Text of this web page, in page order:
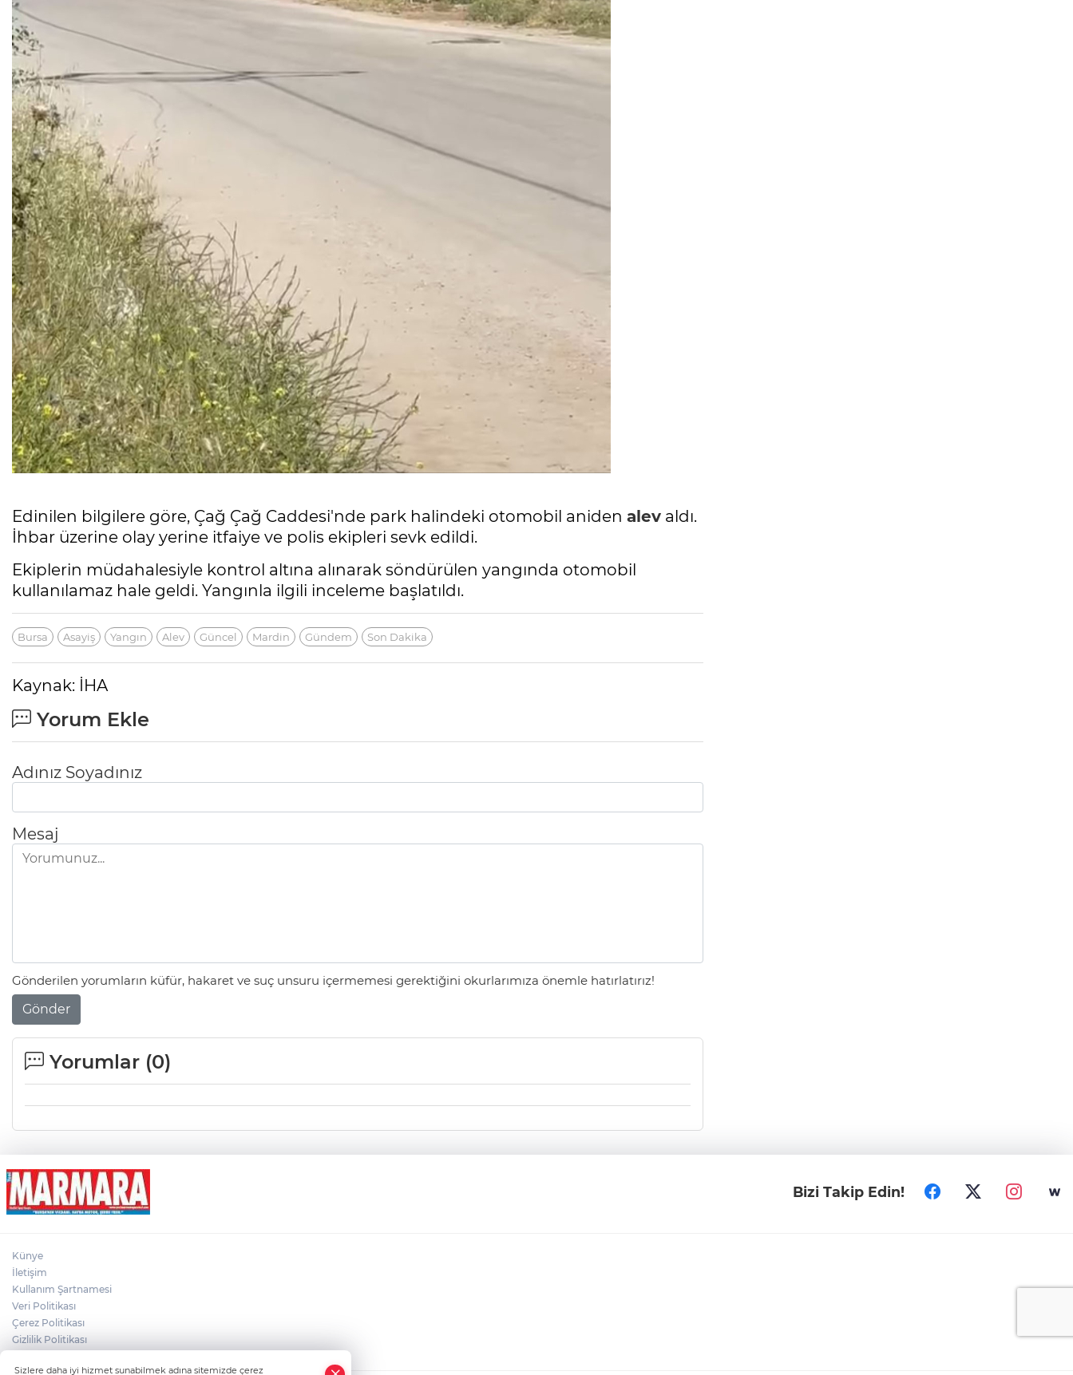
Edinilen bilgilere göre, Çağ Çağ Caddesi'nde park halindeki otomobil aniden alev aldı.
İhbar üzerine olay yerine itfaiye ve polis ekipleri sevk edildi.
Ekiplerin müdahalesiyle kontrol altına alınarak söndürülen yangında otomobil
kullanılamaz hale geldi. Yangınla ilgili inceleme başlatıldı.
Bursa Asayiş Yangın Alev Güncel Mardin Gündem Son Dakika
Kaynak: İHA
Yorum Ekle
Adınız Soyadınız
Mesaj
Gönderilen yorumların küfür, hakaret ve suç unsuru içermemesi gerektiğini okurlarımıza önemle hatırlatırız!
Gönder
Yorumlar (0)
Bizi Takip Edin!
Künye
İletişim
Kullanım Şartnamesi
Veri Politikası
Çerez Politikası
Gizlilik Politikası
Sizlere daha iyi hizmet sunabilmek adına sitemizde çerez